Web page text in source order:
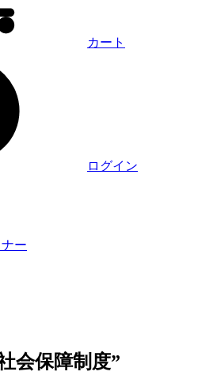
カート
ログイン
ー
会保障制度”